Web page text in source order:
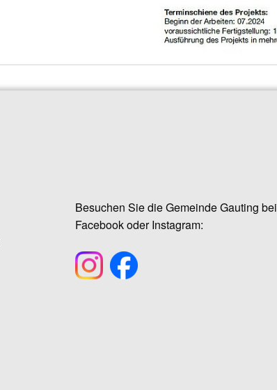
Besuchen Sie die Gemeinde Gauting bei
Facebook oder Instagram: